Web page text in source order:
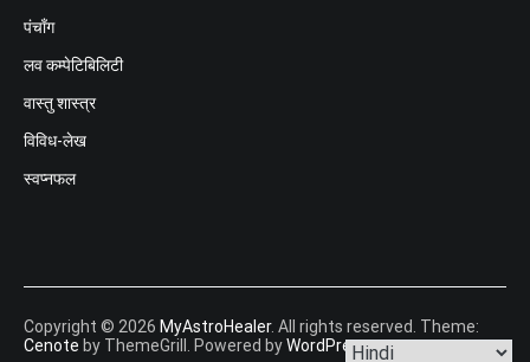
पंचाँग
लव कम्पेटिबिलिटी
वास्तु शास्त्र
विविध-लेख
स्वप्नफल
Copyright © 2026 MyAstroHealer. All rights reserved. Theme:
Cenote by ThemeGrill. Powered byWordPress.